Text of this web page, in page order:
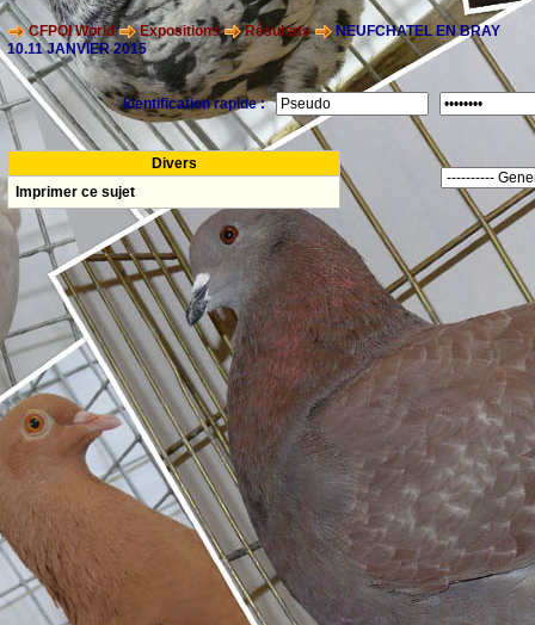
CFPOI World Expositions Résultats
NEUFCHATEL EN BRAY
10.11 JANVIER 2015
Identification rapide :
Divers
Imprimer ce sujet